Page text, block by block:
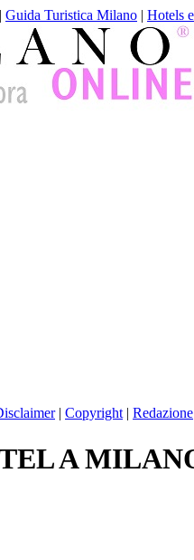
| Guida Turistica Milano | Hotels
| Copyright | Redazione
A